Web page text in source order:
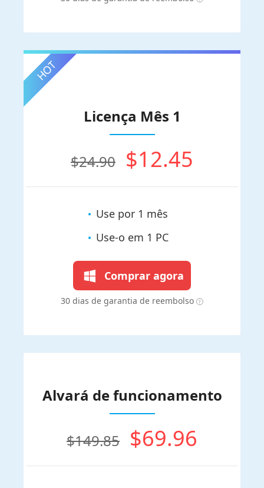
Licença Mês 1
$24.90 $12.45
Use por 1 mês
Use-o em 1 PC
Comprar agora
30 dias de garantia de reembolso
Alvará de funcionamento
$149.85 $69.96